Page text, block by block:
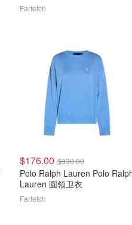
Farfetch
$176.00 $330.00
Polo Ralph Lauren Polo
Lauren 圆领卫衣
Farfetch